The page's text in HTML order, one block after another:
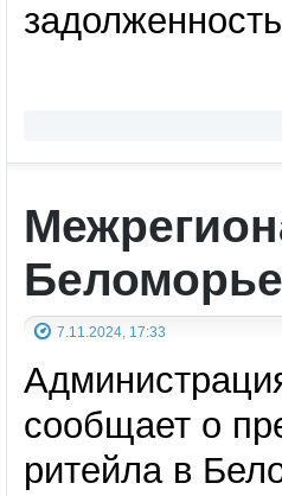
7.11.2024, 17:33
сообщает о
ритейла в